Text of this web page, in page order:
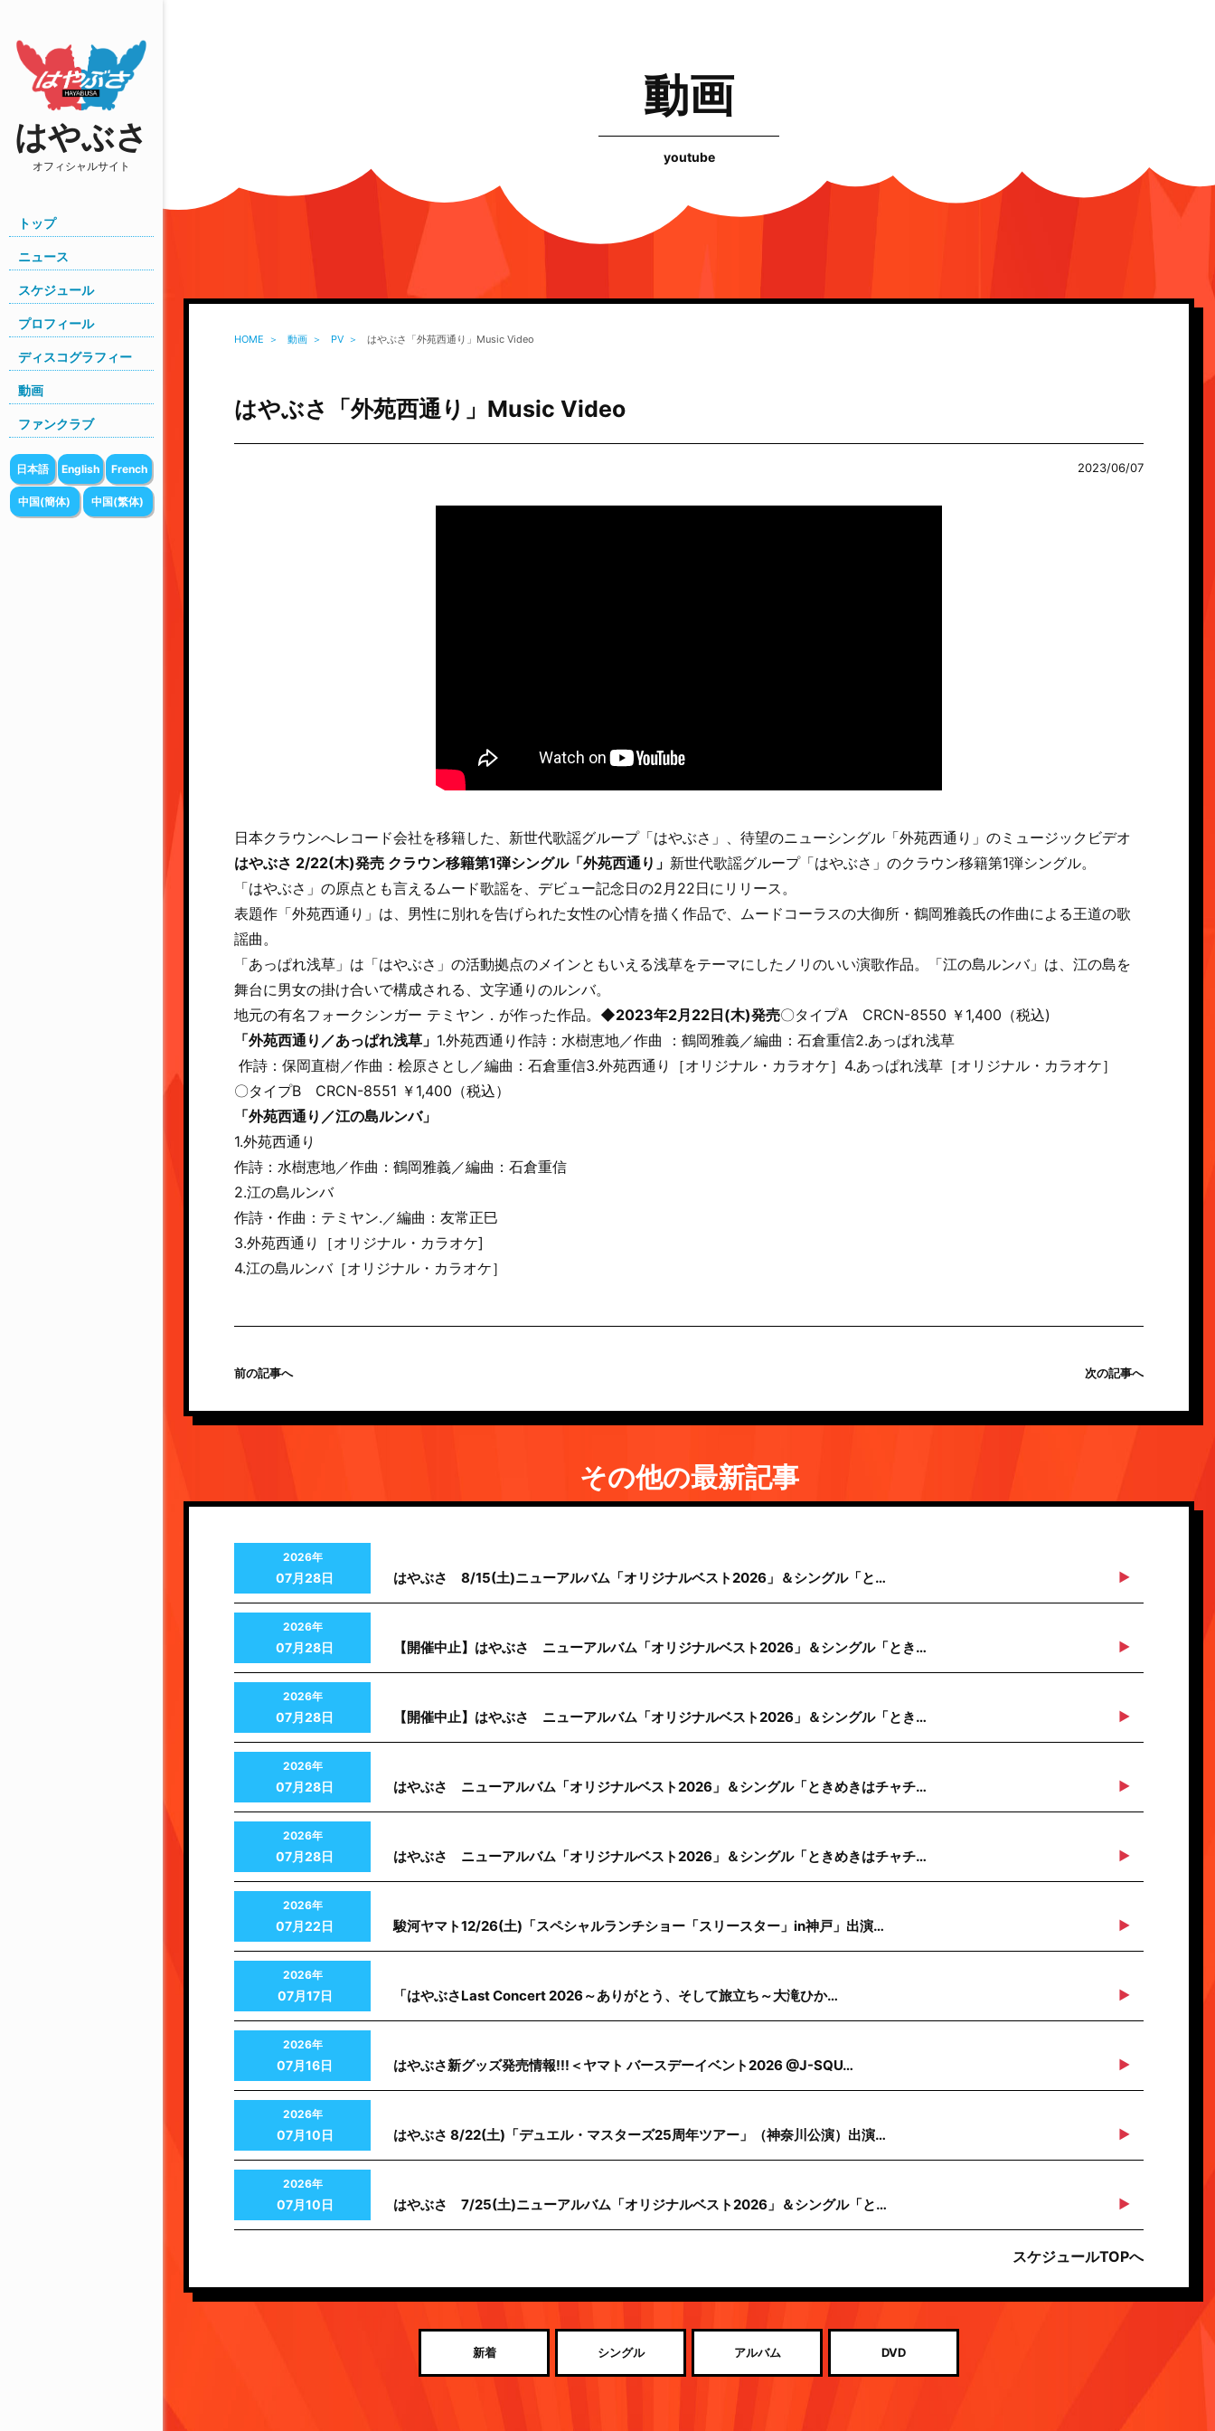
はやぶさ
オフィシャルサイト
トップ
ニュース
スケジュール
プロフィール
ディスコグラフィー
動画
ファンクラブ
日本語 English French
中国(簡体) 中国(繁体)
動画
youtube
HOME 動画 PV はやぶさ「外苑西通り」Music Video
はやぶさ「外苑西通り」Music Video
2023/06/07
日本クラウンへレコード会社を移籍した、新世代歌謡グループ「はやぶさ」、待望のニューシングル「外苑西通り」のミュージックビデオ
はやぶさ 2/22(木)発売 クラウン移籍第1弾シングル「外苑西通り」 新世代歌謡グループ「はやぶさ」のクラウン移籍第1弾シングル。
「はやぶさ」の原点とも言えるムード歌謡を、デビュー記念日の2月22日にリリース。
表題作「外苑西通り」は、男性に別れを告げられた女性の心情を描く作品で、ムードコーラスの大御所・鶴岡雅義氏の作曲による王道の歌
謡曲。
「あっぱれ浅草」は「はやぶさ」の活動拠点のメインともいえる浅草をテーマにしたノリのいい演歌作品。「江の島ルンバ」は、江の島を
舞台に男女の掛け合いで構成される、文字通りのルンバ。
地元の有名フォークシンガー テミヤン．が作った作品。 ◆2023年2月22日(木)発売〇タイプA CRCN-8550 ￥1,400（税込)
「外苑西通り／あっぱれ浅草」 1.外苑西通り作詩：水樹恵地／作曲 ：鶴岡雅義／編曲：石倉重信2.あっぱれ浅草
作詩：保岡直樹／作曲：桧原さとし／編曲：石倉重信3.外苑西通り［オリジナル・カラオケ］ 4.あっぱれ浅草［オリジナル・カラオケ］
〇タイプB CRCN-8551 ￥1,400（税込）
「外苑西通り／江の島ルンバ」
1.外苑西通り
作詩：水樹恵地／作曲：鶴岡雅義／編曲：石倉重信
2.江の島ルンバ
作詩・作曲：テミヤン.／編曲：友常正巳
3.外苑西通り［オリジナル・カラオケ]
4.江の島ルンバ［オリジナル・カラオケ］
前の記事へ 次の記事へ
その他の最新記事
2026年
07月28日 はやぶさ 8/15(土)ニューアルバム「オリジナルベスト2026」＆シングル「と…
2026年
07月28日 【開催中止】はやぶさ ニューアルバム「オリジナルベスト2026」＆シングル「とき…
2026年
07月28日 【開催中止】はやぶさ ニューアルバム「オリジナルベスト2026」＆シングル「とき…
2026年
07月28日 はやぶさ ニューアルバム「オリジナルベスト2026」＆シングル「ときめきはチャチ…
2026年
07月28日 はやぶさ ニューアルバム「オリジナルベスト2026」＆シングル「ときめきはチャチ…
2026年
07月22日 駿河ヤマト12/26(土)「スペシャルランチショー「スリースター」in神戸」出演…
2026年
07月17日 「はやぶさLast Concert 2026～ありがとう、そして旅立ち～大滝ひか…
2026年
07月16日 はやぶさ新グッズ発売情報!!!＜ヤマト バースデーイベント2026 @J-SQU…
2026年
07月10日 はやぶさ 8/22(土)「デュエル・マスターズ25周年ツアー」（神奈川公演）出演…
2026年
07月10日 はやぶさ 7/25(土)ニューアルバム「オリジナルベスト2026」＆シングル「と…
スケジュールTOPへ
新着 シングル アルバム DVD